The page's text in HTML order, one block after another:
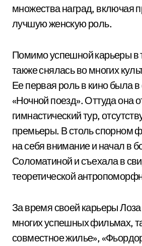
множества наград, включая
лучшую женскую роль.
Помимо успешной карьеры в
также снялась во многих
Ее первая роль в кино была
«Ночной поезд». Оттуда она
гимнастический тур,
премьеры. В столь спорном
на себя внимание и начал в
Соломатиной и съехала в
теоретической
За время своей карьеры
многих успешных фильмах,
совместное жилье»,